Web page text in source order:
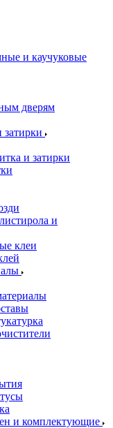
и каучуковые
дверям
затирки
и затирки
и
клеи
и комплектующие